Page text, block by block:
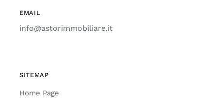
EMAIL
info@astorimmobiliare.it
SITEMAP
Home Page